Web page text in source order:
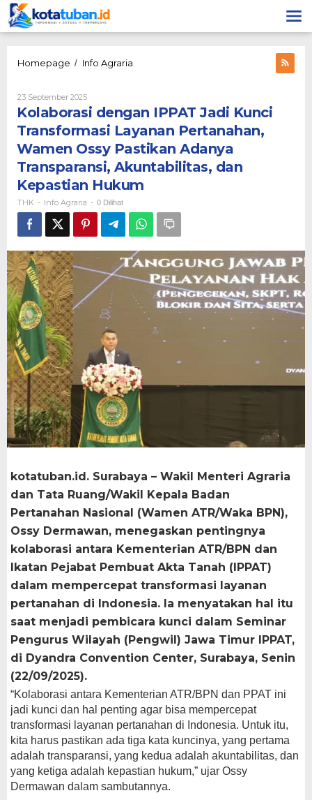
Lewati
ke
konten
Homepage / Info Agraria
Kunci
Transformasi
Layanan
Pertanahan,
Wamen
Ossy
Pastikan
Transparansi,
Akuntabilitas,
dan
Kepastian
Hukum
23 September 2025Oleh
THK
Kolaborasi dengan IPPAT Jadi Kunci
Transformasi Layanan Pertanahan,
Wamen Ossy Pastikan Adanya
Transparansi, Akuntabilitas, dan
Kepastian Hukum
THK - Info Agraria - 0 Dilihat
kotatuban.id. Surabaya – Wakil Menteri Agraria
dan Tata Ruang/Wakil Kepala Badan
Pertanahan Nasional (Wamen ATR/Waka BPN),
Ossy Dermawan, menegaskan pentingnya
kolaborasi antara Kementerian ATR/BPN dan
Ikatan Pejabat Pembuat Akta Tanah (IPPAT)
dalam mempercepat transformasi layanan
pertanahan di Indonesia. Ia menyatakan hal itu
saat menjadi pembicara kunci dalam Seminar
Pengurus Wilayah (Pengwil) Jawa Timur IPPAT,
di Dyandra Convention Center, Surabaya, Senin
(22/09/2025).
“Kolaborasi antara Kementerian ATR/BPN dan PPAT ini
jadi kunci dan hal penting agar bisa mempercepat
transformasi layanan pertanahan di Indonesia. Untuk itu,
kita harus pastikan ada tiga kata kuncinya, yang pertama
adalah transparansi, yang kedua adalah akuntabilitas, dan
yang ketiga adalah kepastian hukum,” ujar Ossy
Dermawan dalam sambutannya.